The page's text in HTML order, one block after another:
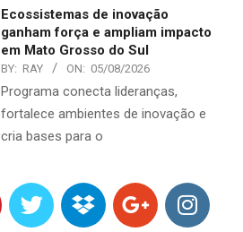
Ecossistemas de inovação
ganham força e ampliam impacto
em Mato Grosso do Sul
BY: RAY ON: 05/08/2026
Programa conecta lideranças,
fortalece ambientes de inovação e
cria bases para o